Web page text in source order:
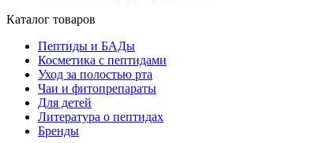
Каталог товаров
Пептиды и БАДы
Косметика с пептидами
Уход за полостью рта
Чаи и фитопрепараты
Для детей
Литература о пептидах
Бренды